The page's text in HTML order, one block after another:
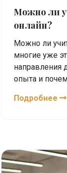
Можно ли
онлайн?
Можно ли
многие уже
направления
опыта и
Подробнее